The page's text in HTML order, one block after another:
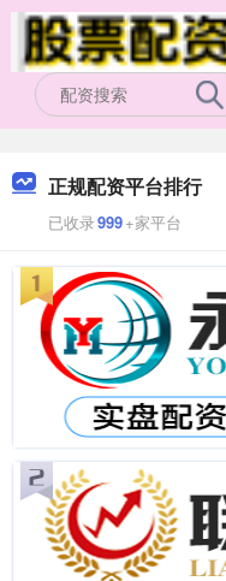
正规配资平台排行
已收录999+家平台